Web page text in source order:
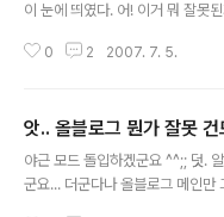
이 눈에 띄였다. 어! 이거 뭐 잘못
로그를 봤죠. 그랬더니... slr 클럽
0 2 2007. 7. 5.
앗.. 올블로그 뭔가 잘못
야근 모드 돌입하겠군요 ^^;; 덧.
군요... 더군다나 올블로그 메인만